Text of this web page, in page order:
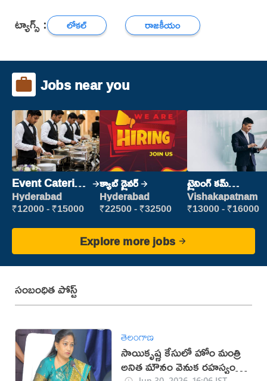
ట్యాగ్స్ : లోకల్ రాజకీయం
Jobs near you
Event Catering
Staff
Hyderabad
₹12000 - ₹15000
క్యాబ్ డ్రైవర్
Hyderabad
₹22500 - ₹32500
ట్రైనింగ్ కమ్
ప్లేస్‌మెంట్
Vishakapatnam
₹13000 - ₹16000
Explore more jobs
సంబంధిత పోస్ట్
తెలంగాణ
సాయికృష్ణ కేసులో హోం మంత్రి
అనిత మౌనం వెనుక రహస్యం